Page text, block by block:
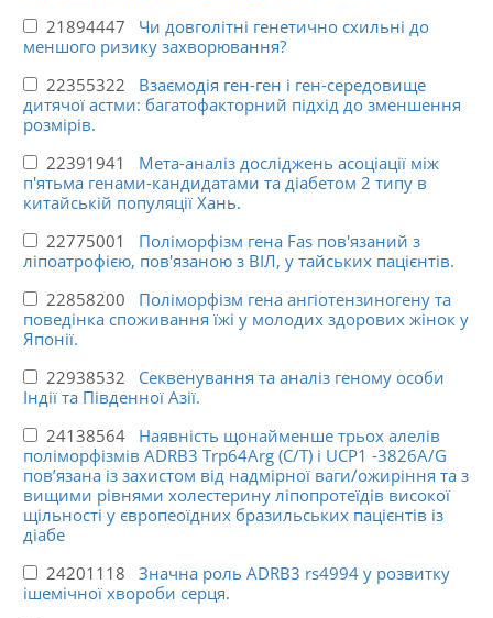
21894447 Чи довголітні генетично схильні до
меншого ризику захворювання?
22355322 Взаємодія ген-ген і ген-середовище
дитячої астми: багатофакторний підхід до зменшення
розмірів.
22391941 Мета-аналіз досліджень асоціації між
п'ятьма генами-кандидатами та діабетом 2 типу в
китайській популяції Хань.
22775001 Поліморфізм гена Fas пов'язаний з
ліпоатрофією, пов'язаною з ВІЛ, у тайських пацієнтів.
22858200 Поліморфізм гена ангіотензиногену та
поведінка споживання їжі у молодих здорових жінок у
Японії.
22938532 Секвенування та аналіз геному особи
Індії та Південної Азії.
24138564 Наявність щонайменше трьох алелів
поліморфізмів ADRB3 Trp64Arg (C/T) і UCP1 -3826A/G
пов’язана із захистом від надмірної ваги/ожиріння та з
вищими рівнями холестерину ліпопротеїдів високої
щільності у європеоїдних бразильських пацієнтів із
діабе
24201118 Значна роль ADRB3 rs4994 у розвитку
ішемічної хвороби серця.